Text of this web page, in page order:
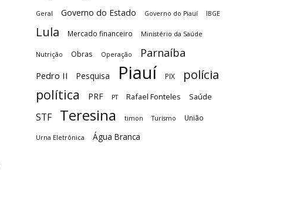
Geral Governo do Estado Governo do Piauí IBGE
Lula Mercado financeiro Ministério da Saúde
Nutrição Obras Operação Parnaíba
Pedro II Pesquisa Piauí PIX polícia
política PRF PT Rafael Fonteles Saúde
STF Teresina timon Turismo União
Urna Eletrônica Água Branca